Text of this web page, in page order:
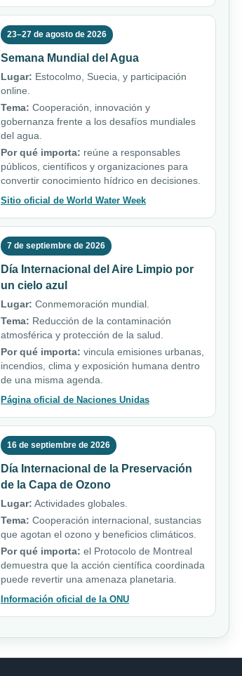
23–27 de agosto de 2026
Semana Mundial del Agua
Lugar: Estocolmo, Suecia, y participación
online.
Tema: Cooperación, innovación y
gobernanza frente a los desafíos mundiales
del agua.
Por qué importa: reúne a responsables
públicos, científicos y organizaciones para
convertir conocimiento hídrico en decisiones.
Sitio oficial de World Water Week
7 de septiembre de 2026
Día Internacional del Aire Limpio por
un cielo azul
Lugar: Conmemoración mundial.
Tema: Reducción de la contaminación
atmosférica y protección de la salud.
Por qué importa: vincula emisiones urbanas,
incendios, clima y exposición humana dentro
de una misma agenda.
Página oficial de Naciones Unidas
16 de septiembre de 2026
Día Internacional de la Preservación
de la Capa de Ozono
Lugar: Actividades globales.
Tema: Cooperación internacional, sustancias
que agotan el ozono y beneficios climáticos.
Por qué importa: el Protocolo de Montreal
demuestra que la acción científica coordinada
puede revertir una amenaza planetaria.
Información oficial de la ONU